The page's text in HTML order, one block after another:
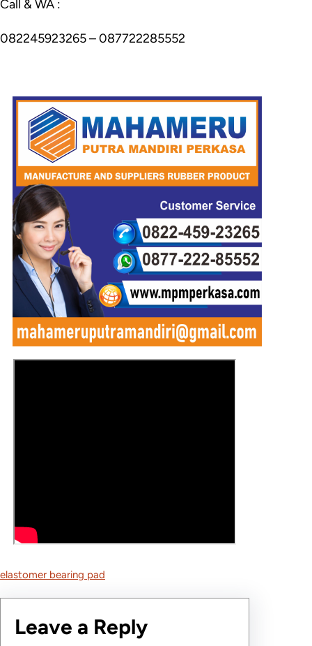
Call & WA :
082245923265 – 087722285552
elastomer bearing pad
Leave a Reply